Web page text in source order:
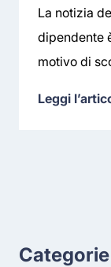
La notizia
dipendente
motivo di
Leggi
Categorie